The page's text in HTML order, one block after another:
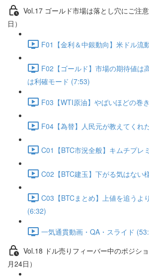
Vol.17 ゴールド市場は落とし穴にご注
日）
F01【金利＆中銀動向】米ドル流
F02【ゴールド】市場の期待値は
は利確モード (7:53)
F03【WTI原油】やばいほどの巻
F04【為替】人民元が教えてくれ
C01【BTC市況全般】キムチプレ
C02【BTC建玉】下がる気はない
C03【BTCまとめ】上値を追うよ
(6:32)
一気通貫動画・QA・スライド
Vol.18 ドル売りフィーバー中のポジシ
月24日）